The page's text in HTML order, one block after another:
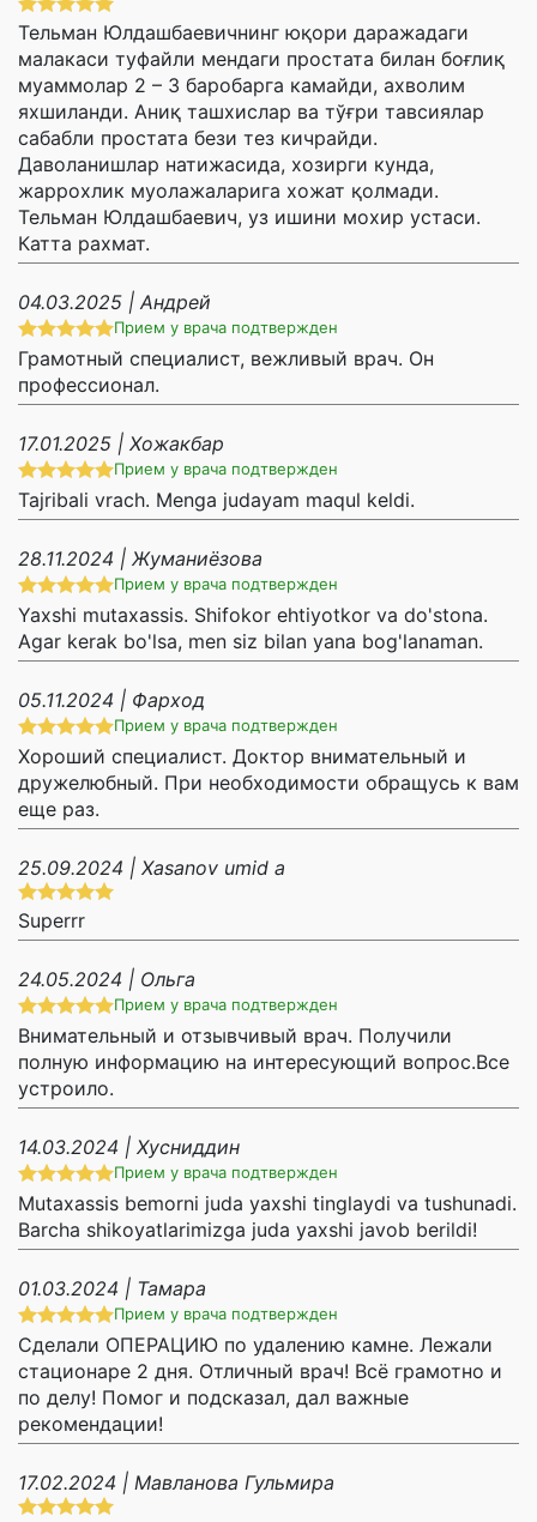
Тельман Юлдашбаевичнинг юқори даражадаги
малакаси туфайли мендаги простата билан боғлиқ
муаммолар 2 – 3 баробарга камайди, ахволим
яхшиланди. Аниқ ташхислар ва тўғри тавсиялар
сабабли простата бези тез кичрайди.
Даволанишлар натижасида, хозирги кунда,
жаррохлик муолажаларига хожат қолмади.
Тельман Юлдашбаевич, уз ишини мохир устаси.
Катта рахмат.
04.03.2025 | Андрей
Прием у врача подтвержден
Грамотный специалист, вежливый врач. Он
профессионал.
17.01.2025 | Хожакбар
Прием у врача подтвержден
Таjribali vrach. Menga judayam maqul keldi.
28.11.2024 | Жуманиёзова
Прием у врача подтвержден
Yaxshi mutaxassis. Shifokor ehtiyotkor va do'stona.
Agar kerak bo'lsa, men siz bilan yana bog'lanaman.
05.11.2024 | Фарход
Прием у врача подтвержден
Хороший специалист. Доктор внимательный и
дружелюбный. При необходимости обращусь к вам
еще раз.
25.09.2024 | Xasanov umid a
Superrr
24.05.2024 | Ольга
Прием у врача подтвержден
Внимательный и отзывчивый врач. Получили
полную информацию на интересующий вопрос.Все
устроило.
14.03.2024 | Хусниддин
Прием у врача подтвержден
Mutaxassis bemorni juda yaxshi tinglaydi va tushunadi.
Barcha shikoyatlarimizga juda yaxshi javob berildi!
01.03.2024 | Тамара
Прием у врача подтвержден
Сделали ОПЕРАЦИЮ по удалению камне. Лежали
стационаре 2 дня. Отличный врач! Всё грамотно и
по делу! Помог и подсказал, дал важные
рекомендации!
17.02.2024 | Мавланова Гульмира